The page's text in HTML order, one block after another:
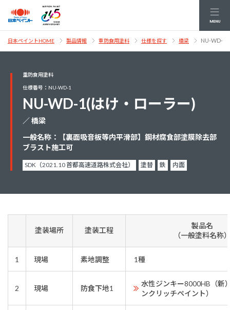
MENU
日本ペイントHOME 製品情報 重防食用塗料 仕様を探す 橋梁 NU-WD-1(
重防食用塗料
仕様番号：NU-WD-1
NU-WD-1(はけ・ローラー)
／ 橋梁
一般名称：【裏面吸音板等内平滑部】鋼材腐食部塗膜除去部
ブラスト施工可
SDK（2021.10 首都高速道路株式会社） 塗替 鉄 内面
塗装場所 塗装工程
製品名
（一般塗料名称
1 現場 素地調整 1種
2 現場 防食下地1
水性ジンキー8000HB（新
ンクリッチペイント）